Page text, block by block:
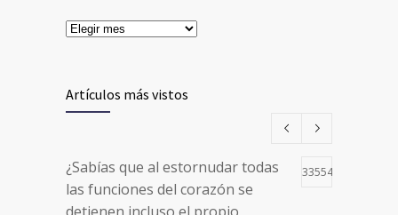
Artículos más vistos
¿Sabías que al estornudar todas
las funciones del corazón se
33554